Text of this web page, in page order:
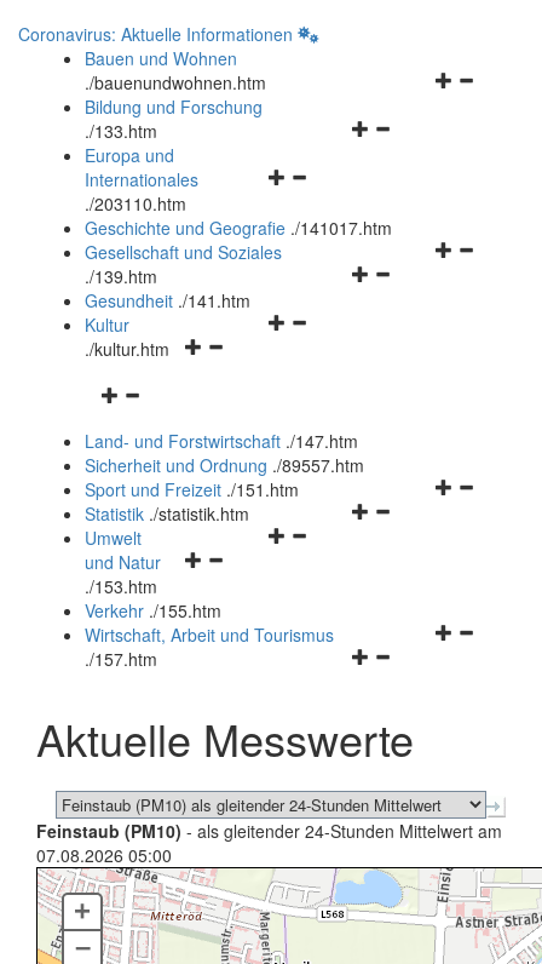
Coronavirus: Aktuelle Informationen
Bauen und Wohnen
./bauenundwohnen.htm
Navigationsmenü
Bildung und Forschung
./133.htm
Navigationsmenü
und
schließen
Europa und
Internationales
./203110.htm
Geschichte und Geografie ./141017.htm
Navigationsmenü
Gesellschaft und Soziales
./139.htm
Navigationsmenü
Gesundheit ./141.htm
Navigationsmenü
Kultur
./kultur.htm
Navigationsmenü
und
schließen
Land- und Forstwirtschaft ./147.htm
Sicherheit und Ordnung ./89557.htm
Navigationsmenü
Sport und Freizeit ./151.htm
Navigationsmenü
Statistik ./statistik.htm
Navigationsmenü
und
schließen
Umwelt
und Natur
./153.htm
Verkehr ./155.htm
Navigationsmenü
schließen
Wirtschaft, Arbeit und Tourismus
./157.htm
Aktuelle Messwerte
Feinstaub (PM10) - als gleitender 24-Stunden Mittelwert am
07.08.2026 05:00
+
–